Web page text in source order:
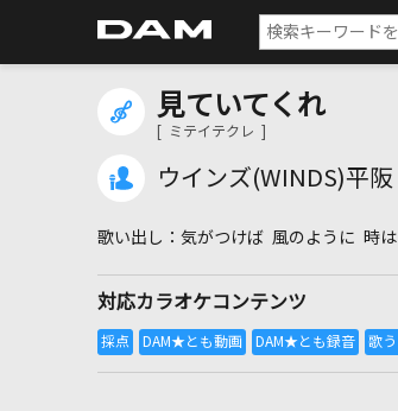
見ていてくれ
[ ミテイテクレ ]
ウインズ(WINDS)平阪
気がつけば 風のように 時は
対応カラオケコンテンツ